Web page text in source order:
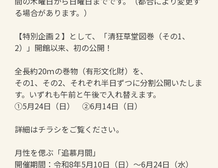
る場合があります。）
【特別企画２】として、「清狂草堂図巻（その1、
2）」開館以来、初の公開！
全長約20ｍの巻物（有形文化財）を、
その1、その2、それぞれ半日ずつに分割公開いたしま
す。いずれも午前と午後で入れ替えます。
①5月24日（日） ②6月14日（日）
詳細はチラシをご覧ください。
月性を偲ぶ「追慕月間」
開催期間：令和8年5月10日（日）～6月24日（水）